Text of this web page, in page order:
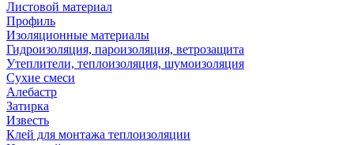
Листовой материал
Профиль
Изоляционные материалы
Гидроизоляция, пароизоляция, ветрозащита
Утеплители, теплоизоляция, шумоизоляция
Сухие смеси
Алебастр
Затирка
Известь
Клей для монтажа теплоизоляции